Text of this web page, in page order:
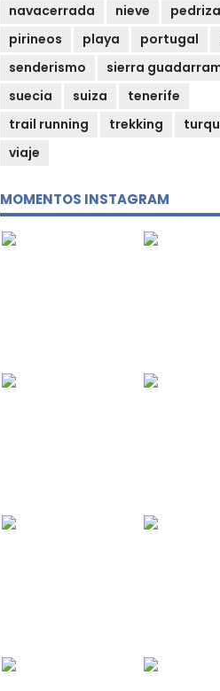
navacerrada
nieve
pedriza
pirineos
playa portugal
senderismo
sierra
suecia
suiza
tenerife
trail running
trekking
viaje
MOMENTOS INSTAGRAM